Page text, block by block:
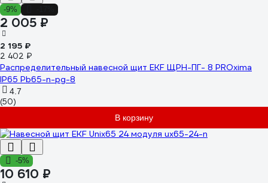
-9%
2 005 ₽
2 195 ₽
2 402 ₽
Распределительный навесной щит EKF ЩРН-ПГ- 8 PROxima
IP65 Pb65-n-pg-8
4.7
(50)
В корзину
-5%
10 610 ₽